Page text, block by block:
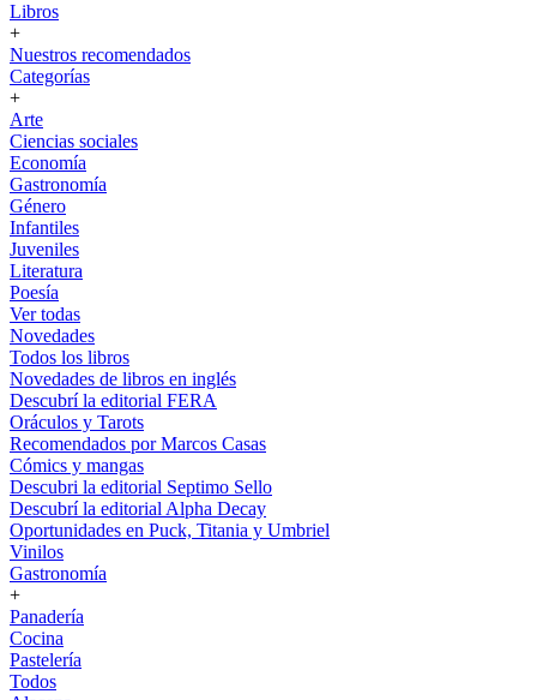
Libros
+
Nuestros recomendados
Categorías
+
Arte
Ciencias sociales
Economía
Gastronomía
Género
Infantiles
Juveniles
Literatura
Poesía
Ver todas
Novedades
Todos los libros
Novedades de libros en inglés
Descubrí la editorial FERA
Oráculos y Tarots
Recomendados por Marcos Casas
Cómics y mangas
Descubri la editorial Septimo Sello
Descubrí la editorial Alpha Decay
Oportunidades en Puck, Titania y Umbriel
Vinilos
Gastronomía
+
Panadería
Cocina
Pastelería
Todos